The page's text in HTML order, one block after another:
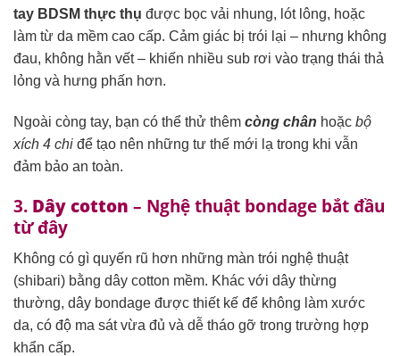
tay BDSM thực thụ được bọc vải nhung, lót lông, hoặc
làm từ da mềm cao cấp. Cảm giác bị trói lại – nhưng không
đau, không hằn vết – khiến nhiều sub rơi vào trạng thái thả
lỏng và hưng phấn hơn.
Ngoài còng tay, bạn có thể thử thêm còng chân hoặc bộ
xích 4 chi để tạo nên những tư thế mới lạ trong khi vẫn
đảm bảo an toàn.
3. Dây cotton – Nghệ thuật bondage bắt đầu
từ đây
Không có gì quyến rũ hơn những màn trói nghệ thuật
(shibari) bằng dây cotton mềm. Khác với dây thừng
thường, dây bondage được thiết kế để không làm xước
da, có độ ma sát vừa đủ và dễ tháo gỡ trong trường hợp
khẩn cấp.